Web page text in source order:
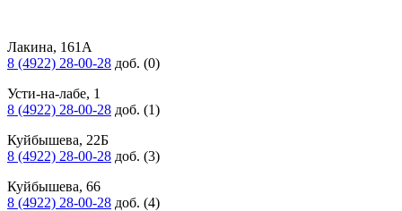
Лакина, 161А
8 (4922) 28-00-28 доб. (0)
Усти-на-лабе, 1
8 (4922) 28-00-28 доб. (1)
Куйбышева, 22Б
8 (4922) 28-00-28 доб. (3)
Куйбышева, 66
8 (4922) 28-00-28 доб. (4)